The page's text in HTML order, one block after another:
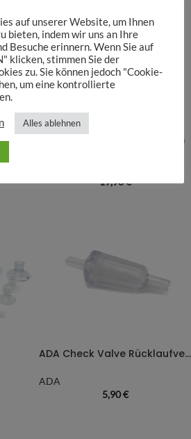
ADA CO2 Forest Bottle (74g)
19,90€
ADA Check Valve Rücklaufventil
ADA
5,90€
auf unserer Website, um Ihnen
bieten, indem wir uns an Ihre
Besuche erinnern. Wenn Sie auf
klicken, stimmen Sie der
zu. Sie können jedoch "Cookie-
um eine kontrollierte
Alles ablehnen